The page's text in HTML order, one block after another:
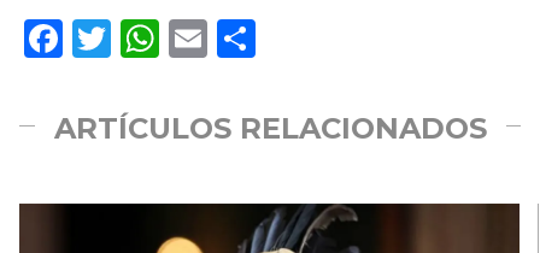
Facebook
Twitter
WhatsApp
Email
ARTÍCULOS RELACIONADOS